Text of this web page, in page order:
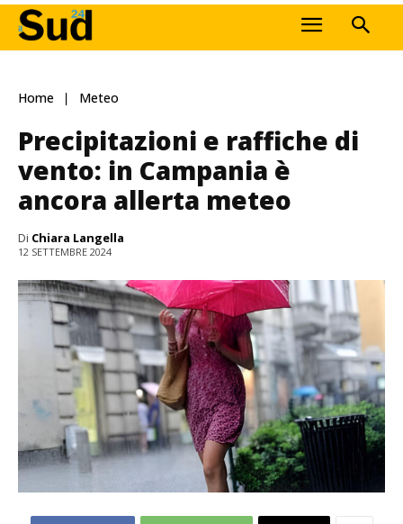
Home Meteo
Precipitazioni e raffiche di
vento: in Campania è
ancora allerta meteo
Di Chiara Langella
12 SETTEMBRE 2024